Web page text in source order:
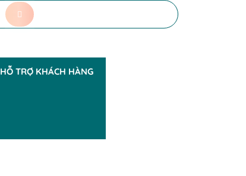
HỖ TRỢ KHÁCH HÀNG